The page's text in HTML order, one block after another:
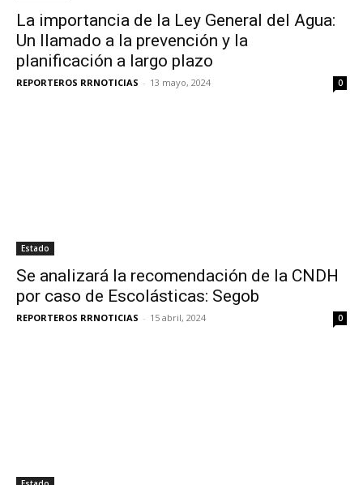
La importancia de la Ley General del Agua:
Un llamado a la prevención y la
planificación a largo plazo
REPORTEROS RRNOTICIAS - 13 mayo, 2024 0
Estado
Se analizará la recomendación de la CNDH
por caso de Escolásticas: Segob
REPORTEROS RRNOTICIAS - 15 abril, 2024 0